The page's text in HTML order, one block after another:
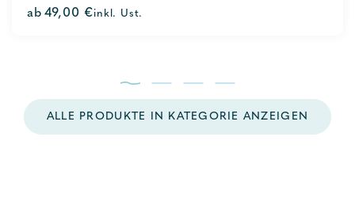
out
ab 49,00€inkl. Ust.
ALLE PRODUKTE IN KATEGORIE ANZEIGEN